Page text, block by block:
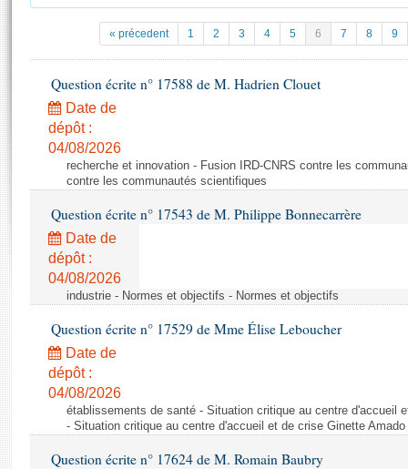
Projets de loi
Propositions de loi
Amendements
Textes adoptés
Rapports législatifs
Rapports sur l'application des lois
Baromètre de l’application des lois
Dossiers législatifs
Budget et sécurité sociale
Questions écrites et orales
Comptes rendus des débats
Documents de référence
( Constitution | Règlement de l'Assemblée ... )
Histoire
Juniors
Anciennes législatures
La Bibliothèque
Contacts et plan d'accès
Photos libres de droit
« précedent 1 2 3 4 5 6 7 8 9
Question écrite n° 17588 de M. Hadrien Clouet
Date de
dépôt :
04/08/2026
recherche et innovation - Fusion IRD-CNRS contre les
contre les communautés scientifiques
Question écrite n° 17543 de M. Philippe Bonnecarrère
Date de
dépôt :
04/08/2026
industrie - Normes et objectifs - Normes et objectifs
Question écrite n° 17529 de Mme Élise Leboucher
Date de
dépôt :
04/08/2026
établissements de santé - Situation critique au centre d'accueil
- Situation critique au centre d'accueil et de crise Ginette Amado
Question écrite n° 17624 de M. Romain Baubry